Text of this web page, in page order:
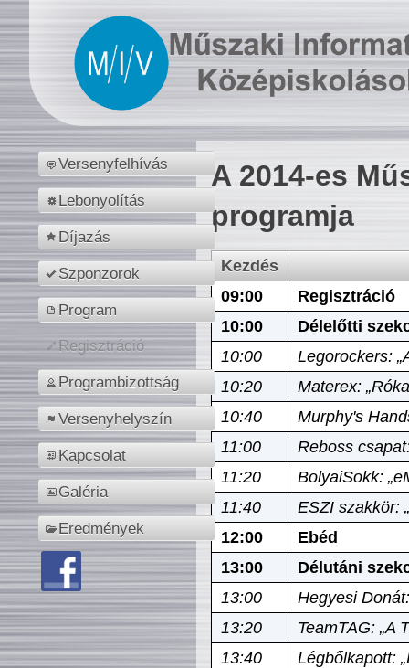
Versenyfelhívás
Lebonyolítás
Díjazás
Szponzorok
Program
Regisztráció
Programbizottság
Versenyhelyszín
Kapcsolat
Galéria
Eredmények
A 2014-es
programja
Kezdés
09:00
Regisztráció
10:00
Délelőtti
10:00
Legorockers:
10:20
Materex:
10:40
Murphy's
11:00
Reboss
11:20
BolyaiSokk:
11:40
ESZI szakkör:
12:00
Ebéd
13:00
Délutáni
13:00
Hegyesi
13:20
TeamTAG: „A
13:40
Légbőlkapott: